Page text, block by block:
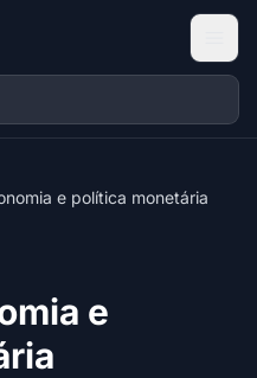
e política monetária
e